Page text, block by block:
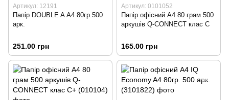
Артикул: 12191
Папір DOUBLE A А4 80гр.500
арк.
251.00 грн
Артикул: 0101052
Папір офісний А4 80 грам 500
аркушів Q-CONNECT клас С
165.00 грн